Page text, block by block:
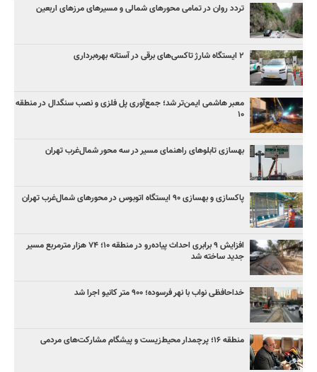
تردد روان در تمامی محورهای شمالی و مسیرهای مرزهای اربعین
۲ ایستگاه شارژ تاکسی‌های برقی در آستانه بهره‌برداری
معبر هاشمی ایمن‌تر شد؛ جمع‌آوری پل فلزی و نصب سنگدال در منطقه
۱۰
بهسازی تابلوهای راهنمای مسیر در سه محور شمال‌غرب تهران
پاکسازی و بهسازی ۹۰ ایستگاه اتوبوس در محورهای شمال‌غرب تهران
افزایش ۹ برابری احداث پیاده‌رو در منطقه ۱۰؛ ۷۴ هزار مترمربع مسیر
جدید ساخته شد
خداحافظی نواب با نهر فرسوده؛ ۹۰۰ متر کانیو اجرا شد
منطقه ۱۶؛ پرچمدار محیط‌زیست و پیشگام مشارکت‌های مردمی